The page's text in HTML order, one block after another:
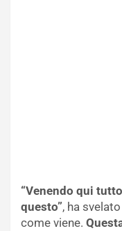
“Venendo qui
questo”, ha
come viene.